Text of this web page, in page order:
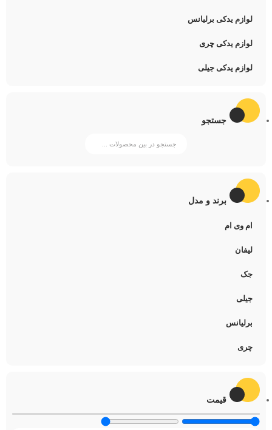
لوازم یدکی برلیانس
لوازم یدکی چری
لوازم یدکی جیلی
جستجو
برند و مدل
ام وی ام
لیفان
جک
جیلی
برلیانس
چری
قیمت